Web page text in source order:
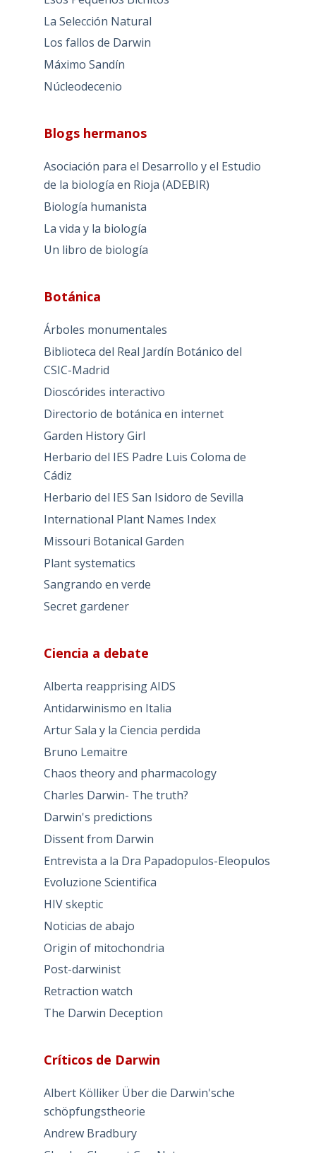
La Selección Natural
Los fallos de Darwin
Máximo Sandín
Núcleodecenio
Blogs hermanos
Asociación para el Desarrollo y el Estudio
de la biología en Rioja (ADEBIR)
Biología humanista
La vida y la biología
Un libro de biología
Botánica
Árboles monumentales
Biblioteca del Real Jardín Botánico del
CSIC-Madrid
Dioscórides interactivo
Directorio de botánica en internet
Garden History Girl
Herbario del IES Padre Luis Coloma de
Cádiz
Herbario del IES San Isidoro de Sevilla
International Plant Names Index
Missouri Botanical Garden
Plant systematics
Sangrando en verde
Secret gardener
Ciencia a debate
Alberta reapprising AIDS
Antidarwinismo en Italia
Artur Sala y la Ciencia perdida
Bruno Lemaitre
Chaos theory and pharmacology
Charles Darwin- The truth?
Darwin's predictions
Dissent from Darwin
Entrevista a la Dra Papadopulos-Eleopulos
Evoluzione Scientifica
HIV skeptic
Noticias de abajo
Origin of mitochondria
Post-darwinist
Retraction watch
The Darwin Deception
Críticos de Darwin
Albert Kölliker Über die Darwin'sche
schöpfungstheorie
Andrew Bradbury